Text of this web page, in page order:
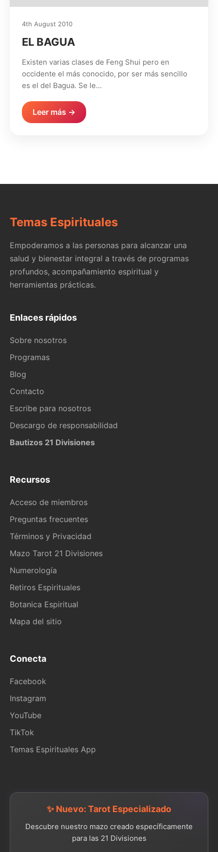
4th August 2010
EL BAGUA
Existen varias clases de Feng Shui pero en
occidente el más conocido, por ser más sencillo
es el del Bagua. Se le…
Leer más →
Temas Espirituales
Empoderamos a las personas para alcanzar una
salud y bienestar integral a través de programas
profundos, acompañamiento espiritual y
herramientas prácticas.
Enlaces rápidos
Sobre nosotros
Programas
Blog
Contacto
Escribe para nosotros
Descargo de responsabilidad
Bautizos 21 Divisiones
Recursos
Acceso de miembros
Preguntas frecuentes
Términos y Privacidad
Mazo Tarot 21 Divisiones
Numerología
Retiros Espirituales
Botanica Espiritual
Mapa del sitio
Conecta
Facebook
Instagram
YouTube
TikTok
Temas Espirituales App
✨ Nuevo: Tarot Especializado
Descubre nuestro mazo creado específicamente
para las 21 Divisiones